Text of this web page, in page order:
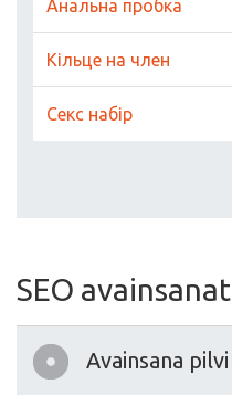
Анальна пробка
Кільце на член
Секс набір
SEO avainsanat
Avainsana pilvi